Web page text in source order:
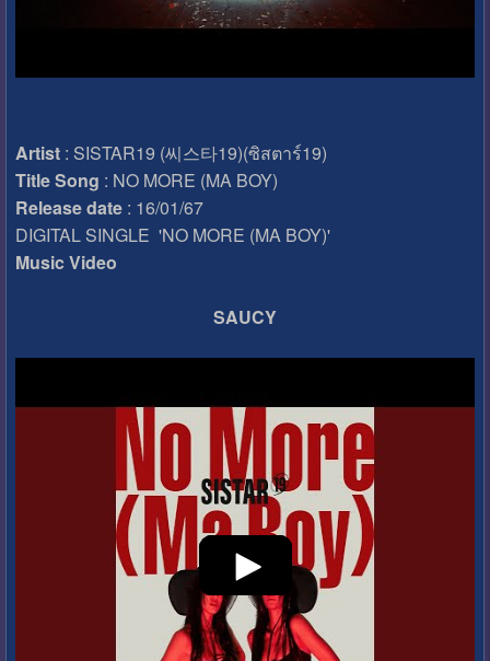
Artist: SISTAR19 (씨스타19)(ซิสตาร์19)
Title Song : NO MORE (MA BOY)
Release date: 16/01/67
DIGITAL SINGLE 'NO MORE (MA BOY)'
Music Video
SAUCY